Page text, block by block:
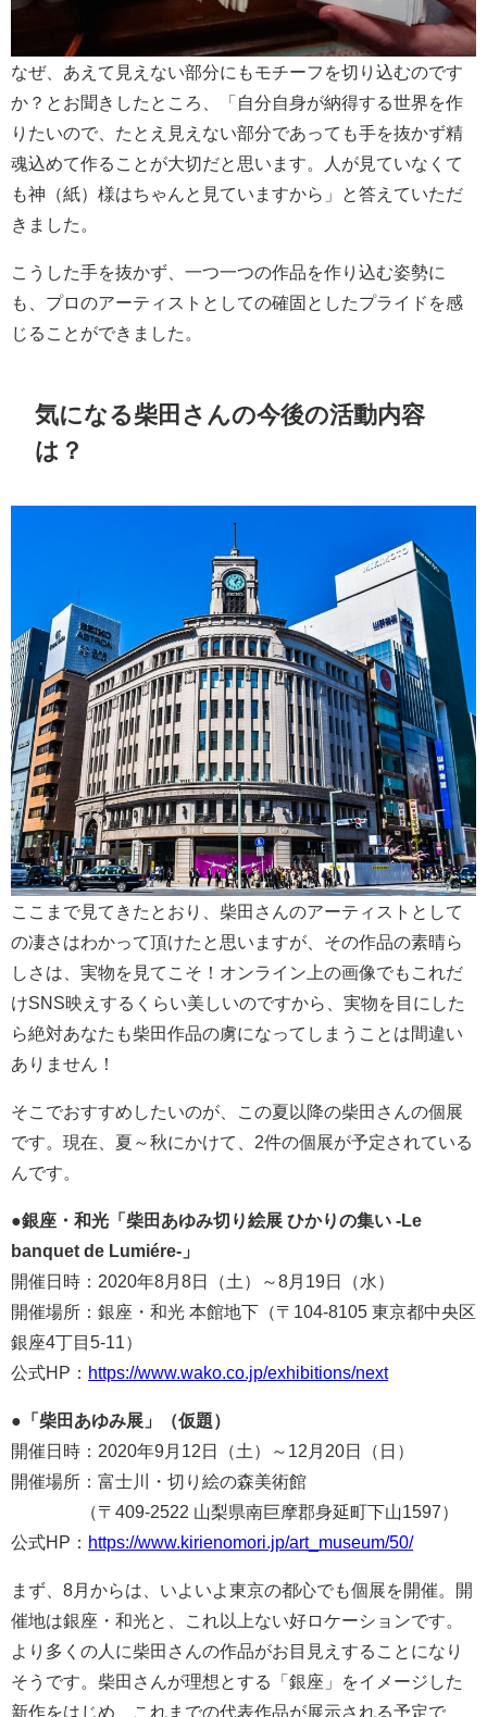
なぜ、あえて見えない部分にもモチーフを切り込むのです
か？とお聞きしたところ、「自分自身が納得する世界を作
りたいので、たとえ見えない部分であっても手を抜かず精
魂込めて作ることが大切だと思います。人が見ていなくて
も神（紙）様はちゃんと見ていますから」と答えていただ
きました。
こうした手を抜かず、一つ一つの作品を作り込む姿勢に
も、プロのアーティストとしての確固としたプライドを感
じることができました。
気になる柴田さんの今後の活動内容
は？
ここまで見てきたとおり、柴田さんのアーティストとして
の凄さはわかって頂けたと思いますが、その作品の素晴ら
しさは、実物を見てこそ！オンライン上の画像でもこれだ
けSNS映えするくらい美しいのですから、実物を目にした
ら絶対あなたも柴田作品の虜になってしまうことは間違い
ありません！
そこでおすすめしたいのが、この夏以降の柴田さんの個展
です。現在、夏～秋にかけて、2件の個展が予定されている
んです。
●銀座・和光「柴田あゆみ切り絵展 ひかりの集い -Le
banquet de Lumiére-」
開催日時：2020年8月8日（土）～8月19日（水）
開催場所：銀座・和光 本館地下（〒104-8105 東京都中央区
銀座4丁目5-11）
公式HP： https://www.wako.co.jp/exhibitions/next
● 「柴田あゆみ展」（仮題）
開催日時：2020年9月12日（土）～12月20日（日）
開催場所：富士川・切り絵の森美術館
（〒409-2522 山梨県南巨摩郡身延町下山1597）
公式HP： https://www.kirienomori.jp/art_museum/50/
まず、8月からは、いよいよ東京の都心でも個展を開催。開
催地は銀座・和光と、これ以上ない好ロケーションです。
より多くの人に柴田さんの作品がお目見えすることになり
そうです。柴田さんが理想とする「銀座」をイメージした
新作をはじめ、これまでの代表作品が展示される予定で